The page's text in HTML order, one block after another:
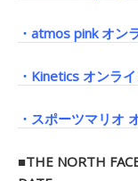
・atmos pink オン
・Kinetics オンラ
・スポーツマリオ
■THE NORTH